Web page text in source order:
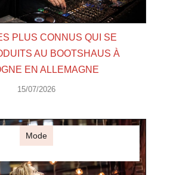
PLUS CONNUS QUI SE
AU BOOTSHAUS À
EN ALLEMAGNE
15/07/2026
Mode